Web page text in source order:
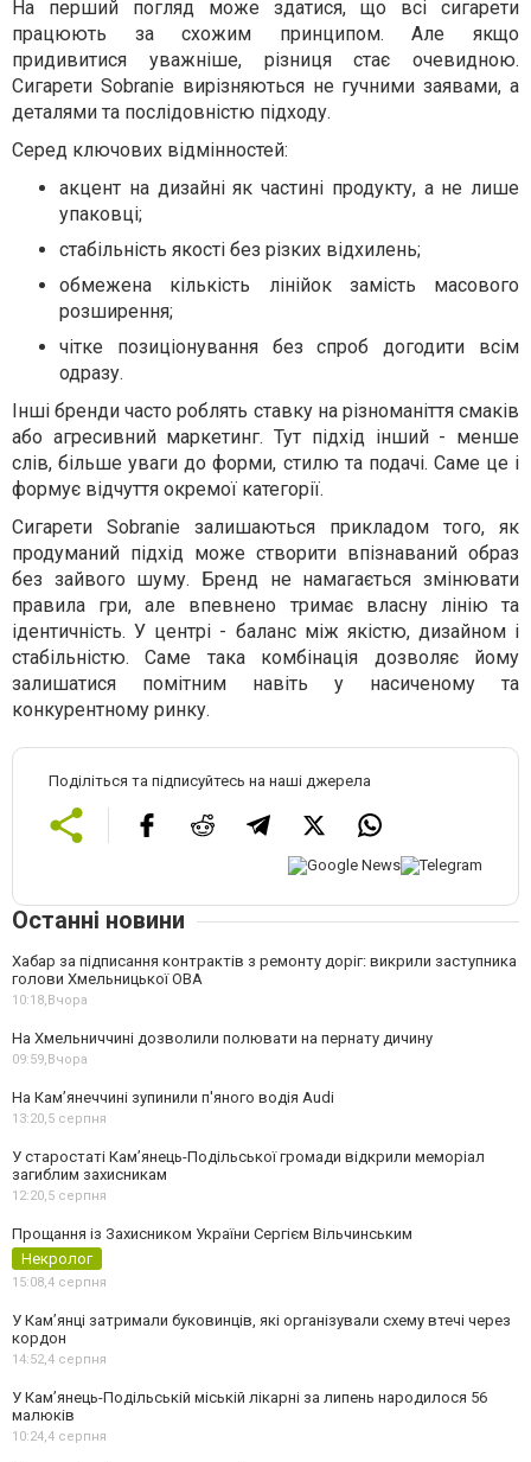
На перший погляд може здатися, що всі сигарети
працюють за схожим принципом. Але якщо
придивитися уважніше, різниця стає очевидною.
Сигарети Sobranie вирізняються не гучними заявами, а
деталями та послідовністю підходу.
Серед ключових відмінностей:
акцент на дизайні як частині продукту, а не лише
упаковці;
стабільність якості без різких відхилень;
обмежена кількість лінійок замість масового
розширення;
чітке позиціонування без спроб догодити всім
одразу.
Інші бренди часто роблять ставку на різноманіття смаків
або агресивний маркетинг. Тут підхід інший - менше
слів, більше уваги до форми, стилю та подачі. Саме це і
формує відчуття окремої категорії.
Сигарети Sobranie залишаються прикладом того, як
продуманий підхід може створити впізнаваний образ
без зайвого шуму. Бренд не намагається змінювати
правила гри, але впевнено тримає власну лінію та
ідентичність. У центрі - баланс між якістю, дизайном і
стабільністю. Саме така комбінація дозволяє йому
залишатися помітним навіть у насиченому та
конкурентному ринку.
Поділіться та підписуйтесь на наші джерела
Останні новини
Хабар за підписання контрактів з ремонту доріг: викрили заступника
голови Хмельницької ОВА
10:18,Вчора
На Хмельниччині дозволили полювати на пернату дичину
09:59,Вчора
На Камʼянеччині зупинили п'яного водія Audi
13:20,5 серпня
У старостаті Кам’янець-Подільської громади відкрили меморіал
загиблим захисникам
12:20,5 серпня
Прощання із Захисником України Сергієм Вільчинським
Некролог
15:08,4 серпня
У Кам’янці затримали буковинців, які організували схему втечі через
кордон
14:52,4 серпня
У Кам’янець-Подільській міській лікарні за липень народилося 56
малюків
10:24,4 серпня